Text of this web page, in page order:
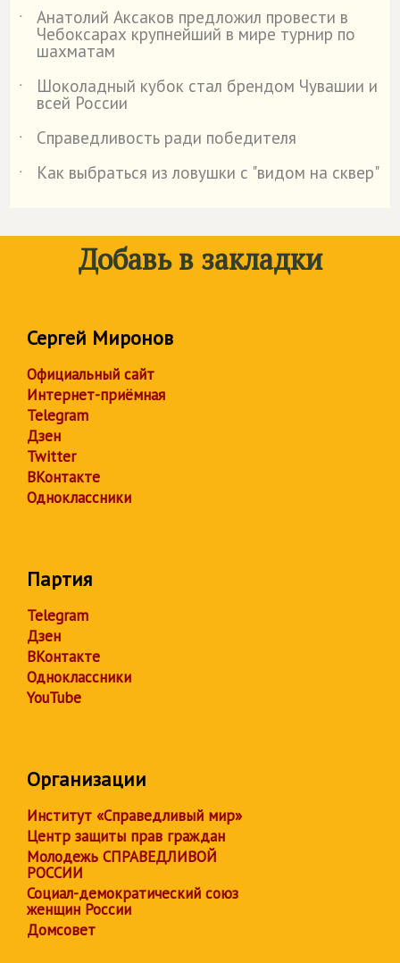
˙
Анатолий Аксаков предложил провести в
Чебоксарах крупнейший в мире турнир по
шахматам
˙
Шоколадный кубок стал брендом Чувашии и
всей России
˙
Справедливость ради победителя
˙
Как выбраться из ловушки с "видом на сквер"
Добавь в закладки
Сергей Миронов
Официальный сайт
Интернет-приёмная
Telegram
Дзен
Twitter
ВКонтакте
Одноклассники
Партия
Telegram
Дзен
ВКонтакте
Одноклассники
YouTube
Организации
Институт «Справедливый мир»
Центр защиты прав граждан
Молодежь СПРАВЕДЛИВОЙ
РОССИИ
Социал-демократический союз
женщин России
Домсовет